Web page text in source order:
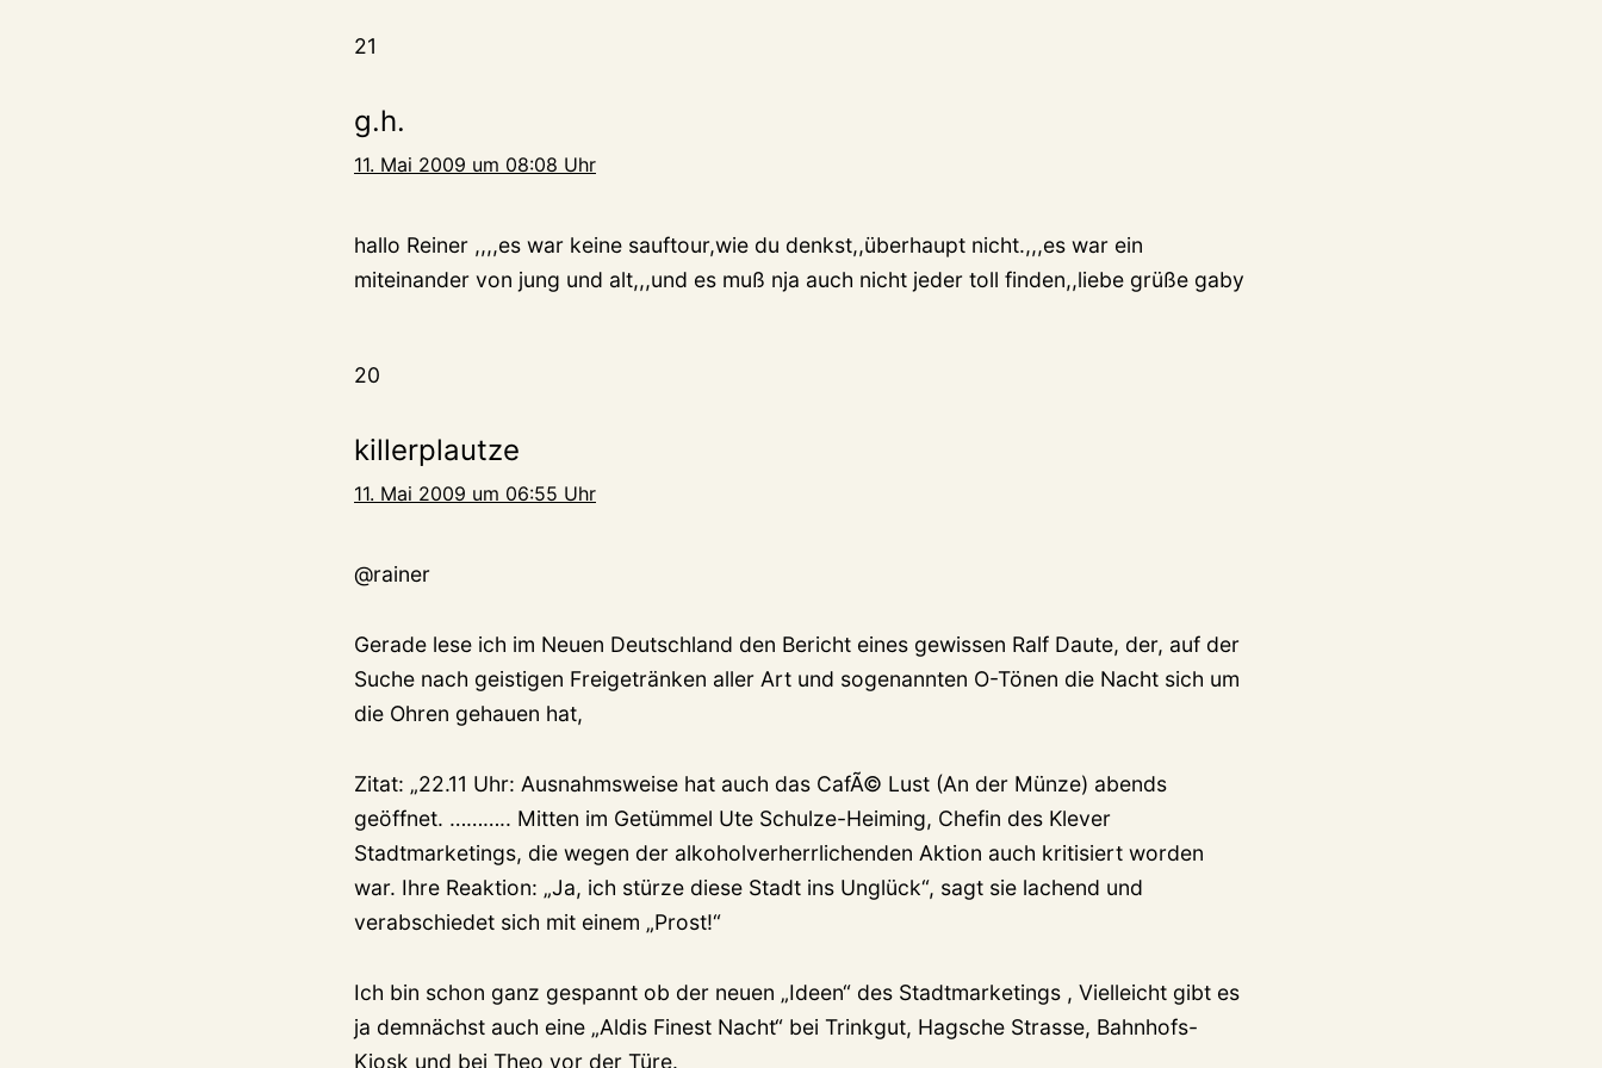
21
g.h.
11. Mai 2009 um 08:08 Uhr
hallo Reiner ,,,,es war keine sauftour,wie du denkst,,überhaupt nicht.,,,es war ein
miteinander von jung und alt,,,und es muß nja auch nicht jeder toll finden,,liebe grüße gaby
20
killerplautze
11. Mai 2009 um 06:55 Uhr
@rainer
Gerade lese ich im Neuen Deutschland den Bericht eines gewissen Ralf Daute, der, auf der
Suche nach geistigen Freigetränken aller Art und sogenannten O-Tönen die Nacht sich um
die Ohren gehauen hat,
Zitat: „22.11 Uhr: Ausnahmsweise hat auch das CafÃ© Lust (An der Münze) abends
geöffnet. ……….. Mitten im Getümmel Ute Schulze-Heiming, Chefin des Klever
Stadtmarketings, die wegen der alkoholverherrlichenden Aktion auch kritisiert worden
war. Ihre Reaktion: „Ja, ich stürze diese Stadt ins Unglück“, sagt sie lachend und
verabschiedet sich mit einem „Prost!“
Ich bin schon ganz gespannt ob der neuen „Ideen“ des Stadtmarketings , Vielleicht gibt es
ja demnächst auch eine „Aldis Finest Nacht“ bei Trinkgut, Hagsche Strasse, Bahnhofs-
Kiosk und bei Theo vor der Türe.